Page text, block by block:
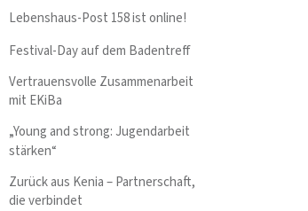
Lebenshaus-Post 158 ist online!
Festival-Day auf dem Badentreff
Vertrauensvolle Zusammenarbeit
mit EKiBa
„Young and strong: Jugendarbeit
stärken“
Zurück aus Kenia – Partnerschaft,
die verbindet